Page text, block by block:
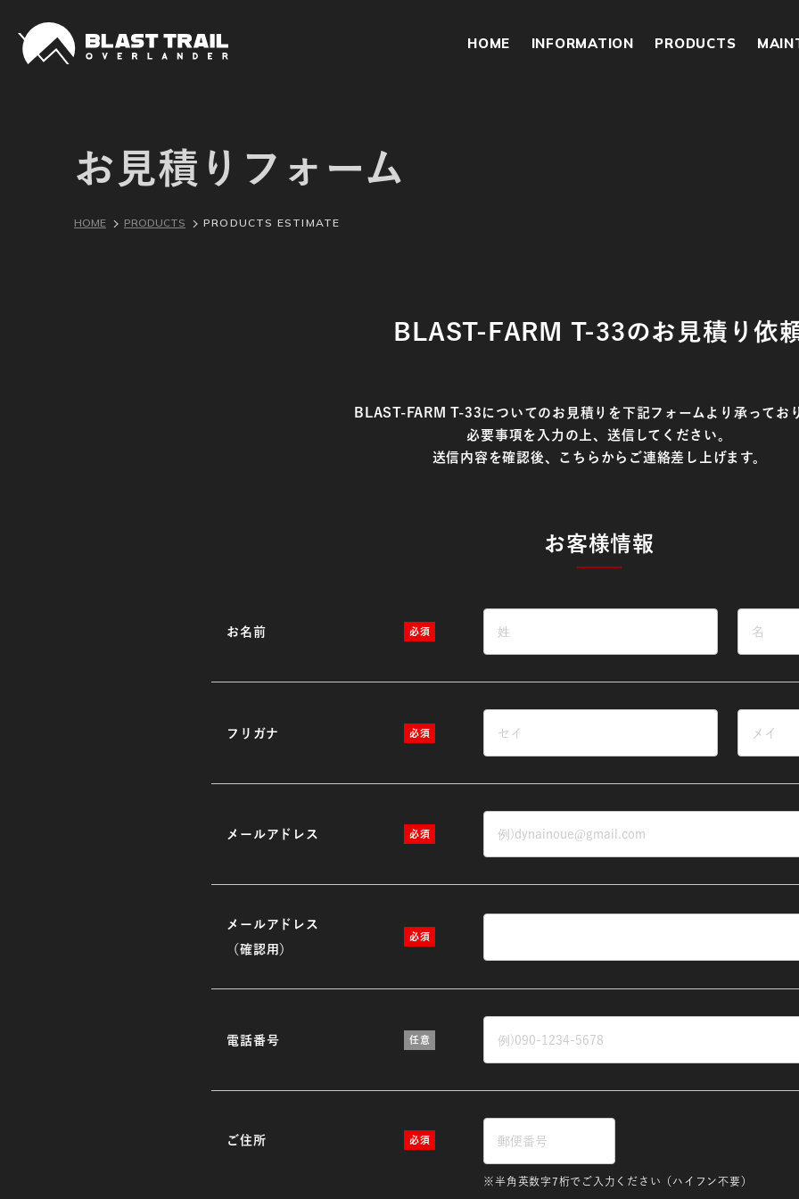
HOME INFORMATION PRODUCTS
お見積りフォーム
HOME PRODUCTS PRODUCTS ESTIMATE
BLAST-FARM T-33のお見積り依
BLAST-FARM T-33についてのお見積りを下記フォームより承ってお
必要事項を入力の上、送信してください。
送信内容を確認後、こちらからご連絡差し上げます。
お客様情報
お名前
フリガナ
メールアドレス
メールアドレス
（確認用）
電話番号
ご住所
※半角英数字7桁でご入力ください（ハイフン不要）